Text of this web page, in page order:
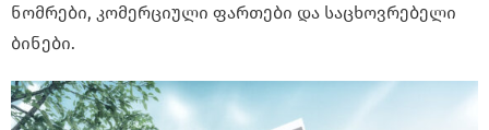
ნომრები, კომერციული ფართები და საცხოვრებელი
ბინები.